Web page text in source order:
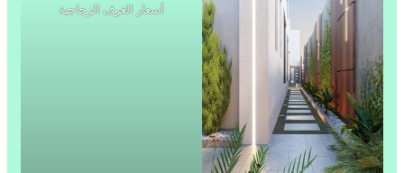
أسعار الغرف الزجاجية